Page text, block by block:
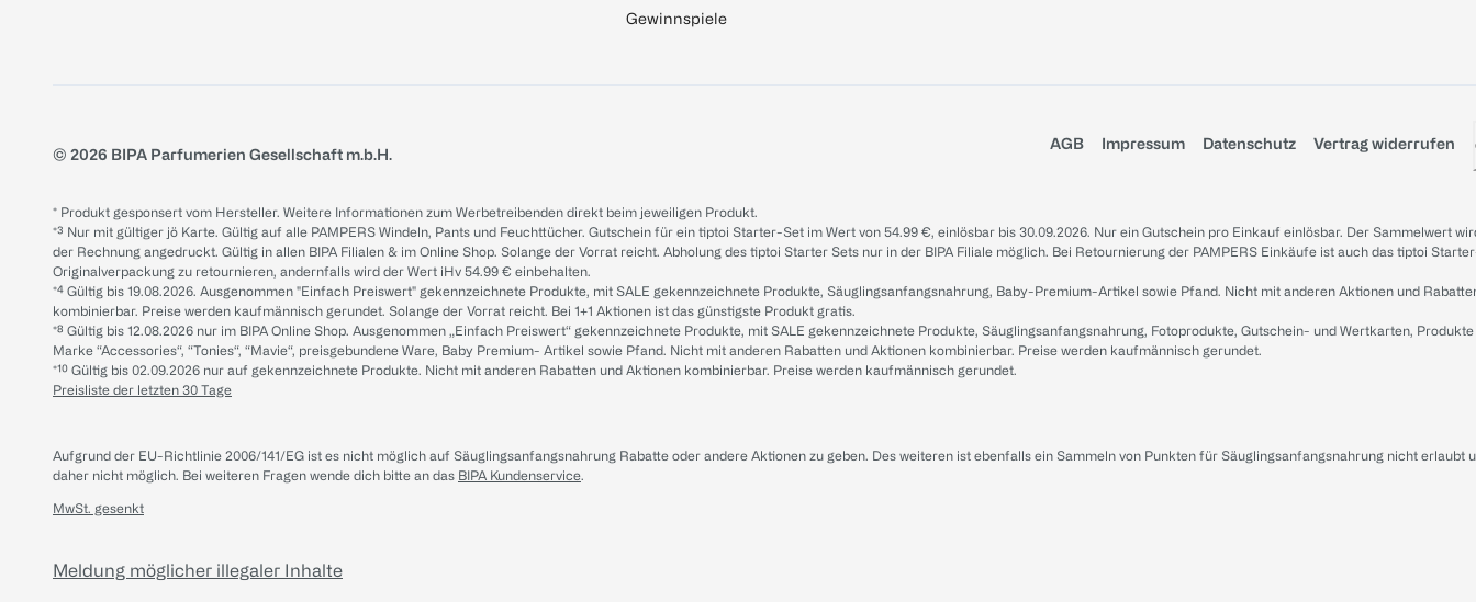
Gewinnspiele
© 2026 BIPA Parfumerien Gesellschaft m.b.H.
AGB Impressum Datenschutz Vertrag widerrufen
* Produkt gesponsert vom Hersteller. Weitere Informationen zum Werbetreibenden direkt beim jeweiligen Produkt.
*³ Nur mit gültiger jö Karte. Gültig auf alle PAMPERS Windeln, Pants und Feuchttücher. Gutschein für ein tiptoi Starter-Set im Wert von 54.99 €, einlösbar bis 30.09.2026. Nur ein Gutschein pro Einkauf einlösbar. Der Sammelwert
der Rechnung angedruckt. Gültig in allen BIPA Filialen & im Online Shop. Solange der Vorrat reicht. Abholung des tiptoi Starter Sets nur in der BIPA Filiale möglich. Bei Retournierung der PAMPERS Einkäufe ist auch das tiptoi
Originalverpackung zu retournieren, andernfalls wird der Wert iHv 54.99 € einbehalten.
*⁴ Gültig bis 19.08.2026. Ausgenommen "Einfach Preiswert" gekennzeichnete Produkte, mit SALE gekennzeichnete Produkte, Säuglingsanfangsnahrung, Baby-Premium-Artikel sowie Pfand. Nicht mit anderen Aktionen und
kombinierbar. Preise werden kaufmännisch gerundet. Solange der Vorrat reicht. Bei 1+1 Aktionen ist das günstigste Produkt gratis.
*⁸ Gültig bis 12.08.2026 nur im BIPA Online Shop. Ausgenommen „Einfach Preiswert“ gekennzeichnete Produkte, mit SALE gekennzeichnete Produkte, Säuglingsanfangsnahrung, Fotoprodukte, Gutschein- und Wertkarten,
Marke “Accessories“, “Tonies“, “Mavie“, preisgebundene Ware, Baby Premium- Artikel sowie Pfand. Nicht mit anderen Rabatten und Aktionen kombinierbar. Preise werden kaufmännisch gerundet.
*¹⁰ Gültig bis 02.09.2026 nur auf gekennzeichnete Produkte. Nicht mit anderen Rabatten und Aktionen kombinierbar. Preise werden kaufmännisch gerundet.
Preisliste der letzten 30 Tage
Aufgrund der EU-Richtlinie 2006/141/EG ist es nicht möglich auf Säuglingsanfangsnahrung Rabatte oder andere Aktionen zu geben. Des weiteren ist ebenfalls ein Sammeln von Punkten für Säuglingsanfangsnahrung nicht erlaubt
daher nicht möglich. Bei weiteren Fragen wende dich bitte an das BIPA Kundenservice.
MwSt. gesenkt
Meldung möglicher illegaler Inhalte